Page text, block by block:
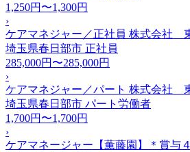
1,250円〜1,300円
›
ケアマネジャー／正社員 株式会社
埼玉県春日部市 正社員
285,000円〜285,000円
›
ケアマネジャー／パート 株式会社
埼玉県春日部市 パート労働者
1,700円〜1,700円
›
ケアマネージャー【薫藤園】＊賞与